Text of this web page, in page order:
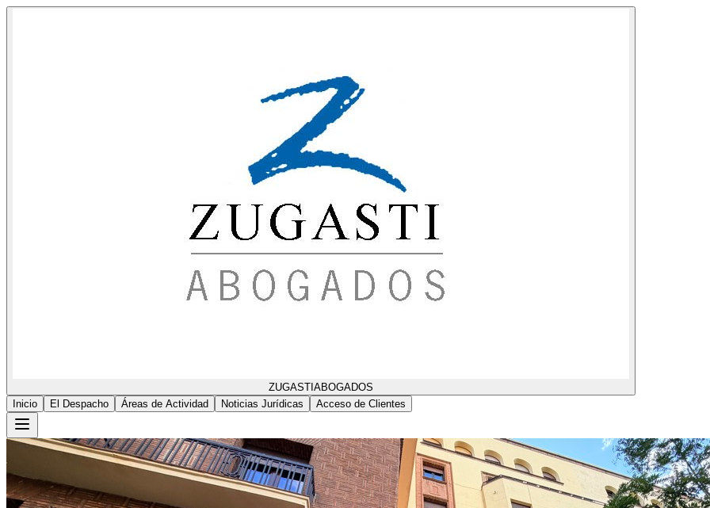
ZUGASTI ABOGADOS
Inicio
El Despacho Áreas de Actividad Noticias Jurídicas Acceso de Clientes